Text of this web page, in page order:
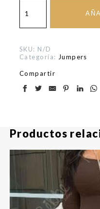
flores
SKU: N/D
Categoría: Jumpers
Compartir
Productos